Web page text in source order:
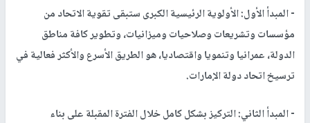
- المبدأ الأول: الأولوية الرئيسية الكبرى ستبقى تقوية الاتحاد من
مؤسسات وتشريعات وصلاحيات وميزانيات، وتطوير كافة مناطق
الدولة، عمرانيا وتنمويا واقتصاديا، هو الطريق الأسرع والأكثر فعالية في
ترسيخ اتحاد دولة الإمارات.
- المبدأ الثاني: التركيز بشكل كامل خلال الفترة المقبلة على بناء